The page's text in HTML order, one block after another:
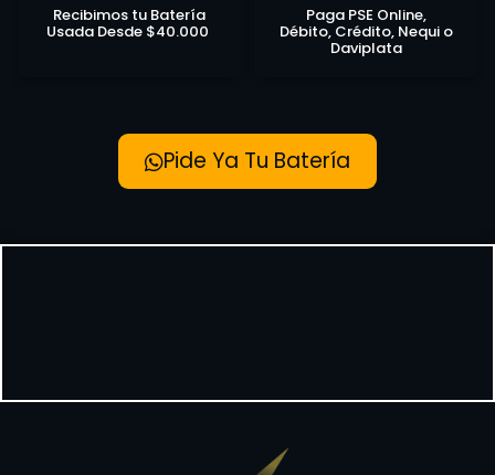
Recibimos tu Batería
Usada Desde $40.000
Paga PSE Online,
Débito, Crédito, Nequi o
Daviplata
Pide Ya Tu Batería